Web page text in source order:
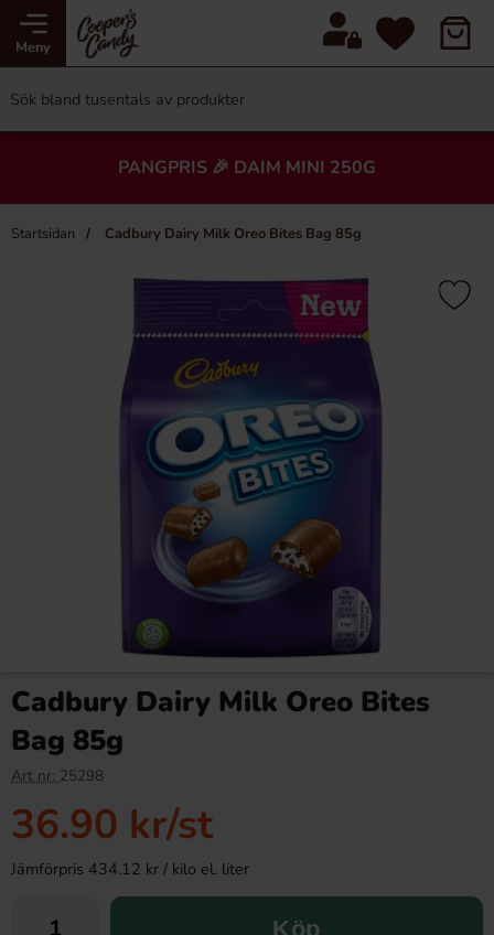
Meny
PANGPRIS 🎉 DAIM MINI 250G
Startsidan Cadbury Dairy Milk Oreo Bites Bag 85g
Cadbury Dairy Milk Oreo Bites
Bag 85g
Art nr: 25298
36.90 kr/st
Jämförpris 434.12 kr / kilo el. liter
Köp